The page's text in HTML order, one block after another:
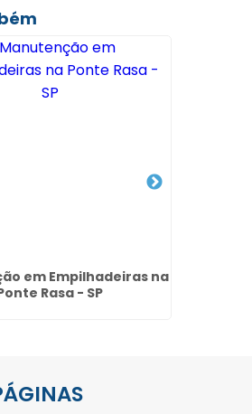
em Empilhadeiras na
Rasa - SP